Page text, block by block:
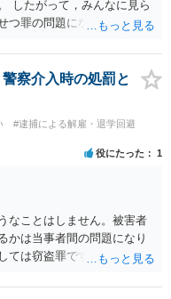
したがって，みんなに見ら
つ罪の問題にならないかの
状態か否かで判断されま
で行っており，不特定又は
ら，公然性はないと思いま
要ですが，本件では，通過
状態をなくしている）の
，故意が認められること
ら連絡がくることもないで
いことは，服を着たりする
意を受けることさえありま
もありません。 【質問３】
ら，逮捕勾留される可能性
する理由としても前提を欠
察介入時の処罰と
#逮捕による解雇・退学回避
役にたった 1
なことはしません。被害者
かは当事者間の問題になり
ては窃盗罪ですので、逮捕